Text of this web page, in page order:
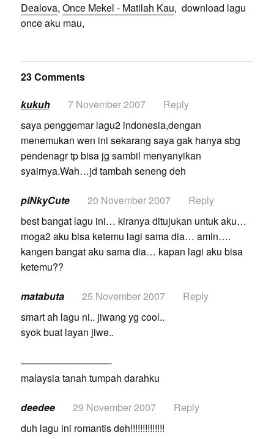
Dealova, Once Mekel - Matilah Kau, download lagu
once aku mau,
23 Comments
kukuh
7 November 2007
Reply
saya penggemar lagu2 indonesia,dengan
menemukan wen ini sekarang saya gak hanya sbg
pendenagr tp bisa jg sambil menyanyikan
syairnya.Wah…jd tambah seneng deh
piNkyCute 20 November 2007
Reply
best bangat lagu ini… kiranya ditujukan untuk aku…
moga2 aku bisa ketemu lagi sama dia… amin….
kangen bangat aku sama dia… kapan lagi aku bisa
ketemu??
matabuta 25 November 2007
Reply
smart ah lagu ni.. jiwang yg cool..
syok buat layan jiwe..
—————————-
malaysia tanah tumpah darahku
deedee 29 November 2007
Reply
duh lagu ini romantis deh!!!!!!!!!!!!!!